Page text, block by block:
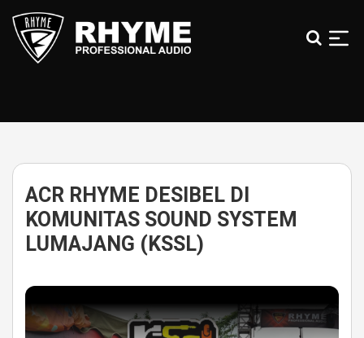
Anak
Bangsa
ACR RHYME DESIBEL DI
KOMUNITAS SOUND SYSTEM
LUMAJANG (KSSL)